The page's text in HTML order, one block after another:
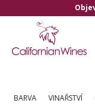
BARVA VINAŘSTVÍ